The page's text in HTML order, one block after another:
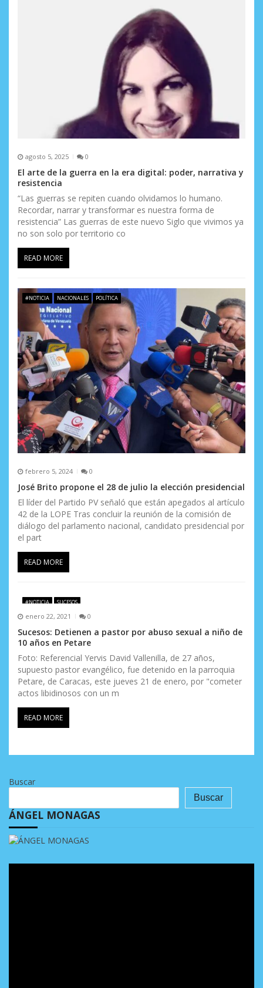
a
s
agosto 5, 2025 0
El arte de la guerra en la era digital: poder, narrativa y
resistencia
“Las guerras se repiten cuando olvidamos lo humano.
Recordar, narrar y transformar es nuestra forma de
resistencia” Las guerras de este nuevo Siglo que vivimos ya
no son solo por territorio co
READ MORE
#NOTICIA NACIONALES POLÍTICA
febrero 5, 2024 0
José Brito propone el 28 de julio la elección presidencial
El líder del Partido PV señaló que están apegados al artículo
42 de la LOPE Tras concluir la reunión de la comisión de
diálogo del parlamento nacional, candidato presidencial por
el part
READ MORE
#NOTICIA SUCESOS
enero 22, 2021 0
Sucesos: Detienen a pastor por abuso sexual a niño de
10 años en Petare
Foto: Referencial Yervis David Vallenilla, de 27 años,
supuesto pastor evangélico, fue detenido en la parroquia
Petare, de Caracas, este jueves 21 de enero, por "cometer
actos libidinosos con un m
READ MORE
Buscar
Buscar
ÁNGEL MONAGAS